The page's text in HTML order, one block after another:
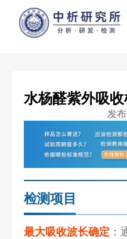
水杨醛紫外吸收
发
检测项目
最大吸收波长确定 ：